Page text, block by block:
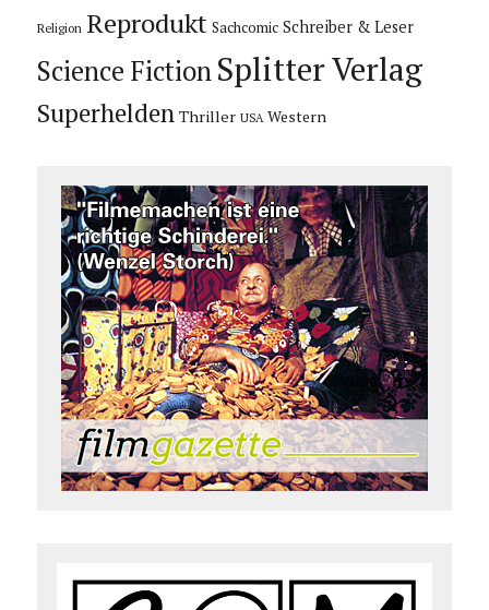
Religion Reprodukt Sachcomic Schreiber & Leser
Science Fiction Splitter Verlag
Superhelden Thriller USA Western